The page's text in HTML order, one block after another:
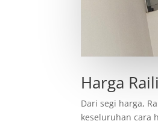
Harga
Dari segi harga,
keseluruhan cara